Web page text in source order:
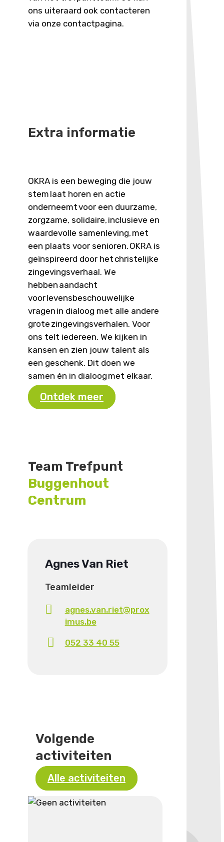
ons uiteraard ook contacteren
via onze contactpagina.
Extra informatie
OKRA is een beweging die jouw
stem laat horen en actie
onderneemt voor een duurzame,
zorgzame, solidaire, inclusieve en
waardevolle samenleving, met
een plaats voor senioren. OKRA is
geïnspireerd door het christelijke
zingevingsverhaal. We
hebben aandacht
voor levensbeschouwelijke
vragen in dialoog met alle andere
grote zingevingsverhalen. Voor
ons telt iedereen. We kijken in
kansen en zien jouw talent als
een geschenk. Dit doen we
samen én in dialoog met elkaar.
Ontdek meer
Team Trefpunt
Buggenhout
Centrum
Agnes Van Riet
Teamleider
agnes.van.riet@prox
imus.be
052 33 40 55
Volgende
activiteiten
Alle activiteiten